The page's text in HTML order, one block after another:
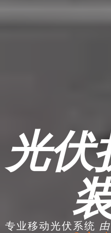
光伏
专业移动光伏系统 由